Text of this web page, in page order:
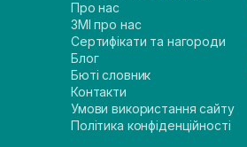
Про нас
ЗМІ про нас
Сертифікати та нагороди
Блог
Бюті словник
Контакти
Умови використання сайту
Політика конфіденційності